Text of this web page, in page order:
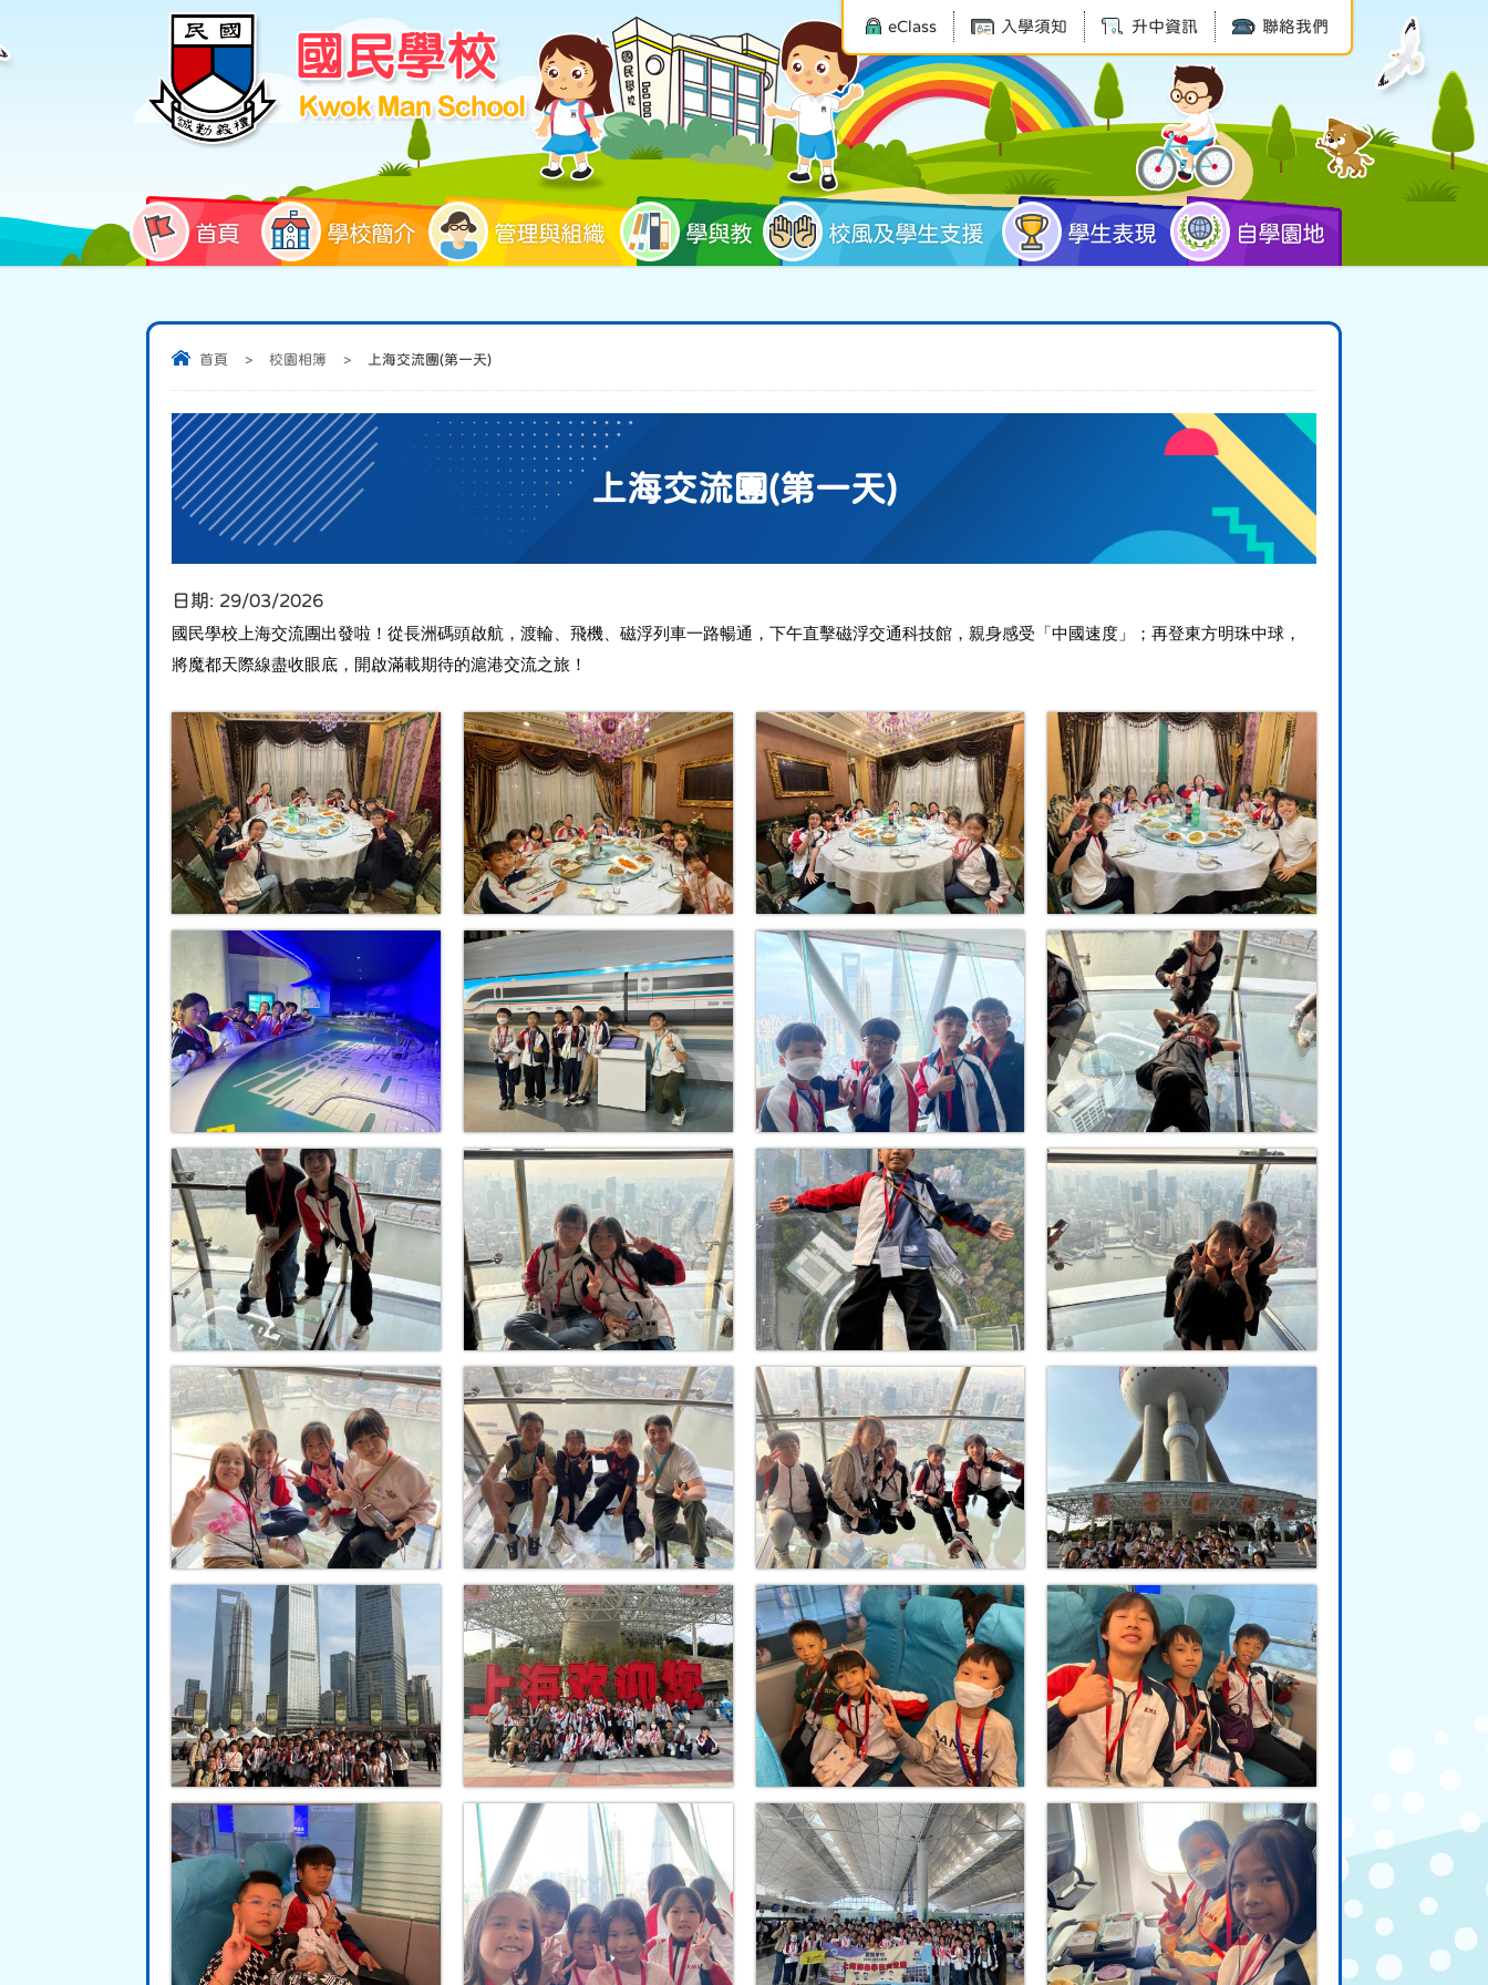
eClass 入學須知 升中資訊 聯絡我們
首頁 學校簡介 管理與組織 學與教 校風及學生支援 學生表現 自學園地
首頁 > 校園相簿 > 上海交流團(第一天)
上海交流團(第一天)
日期: 29/03/2026
國民學校上海交流團出發啦！從長洲碼頭啟航，渡輪、飛機、磁浮列車一路暢通，下午直擊磁浮交通科技館，親身感受「中國速度」；再登東方明珠中球，
將魔都天際線盡收眼底，開啟滿載期待的滬港交流之旅！